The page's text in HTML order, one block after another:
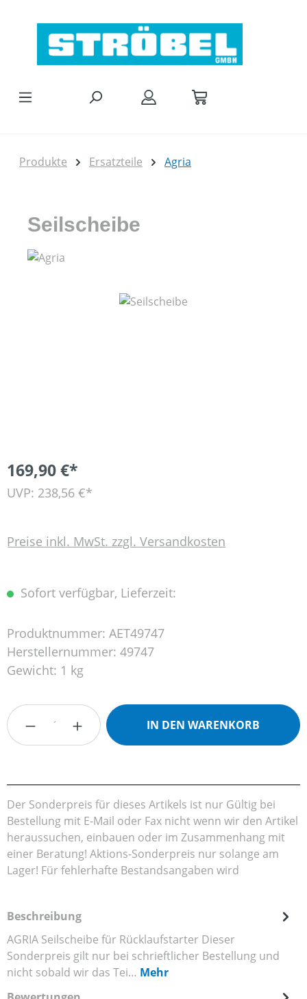
Produkte Ersatzteile Agria
Seilscheibe
Bildergalerie überspringen
169,90 €*
UVP: 238,56 €*
Preise inkl. MwSt. zzgl. Versandkosten
Sofort verfügbar, Lieferzeit:
Produktnummer: AET49747
Herstellernummer: 49747
Gewicht: 1 kg
Produkt Anzahl: Gib den gewünschten
IN DEN WARENKORB
Der Sonderpreis für dieses Artikels ist nur Gültig bei
Bestellung mit E-Mail oder Fax nicht wenn wir den Artikel
heraussuchen, einbauen oder im Zusammenhang mit
einer Beratung! Aktions-Sonderpreis nur solange am
Lager! Für fehlerhafte Bestandsangaben wird
Beschreibung
AGRIA Seilscheibe für Rücklaufstarter Dieser
Sonderpreis gilt nur bei schrieftlicher Bestellung und
nicht sobald wir das Tei… Mehr